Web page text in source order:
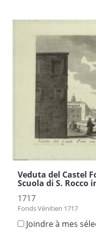
Veduta del Castel
Scuola di S. Rocco
1717
Fonds Vénitien 1717
Joindre à mes